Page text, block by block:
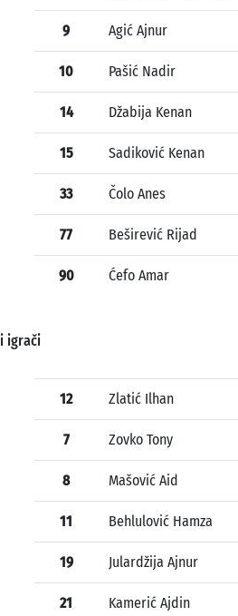
9 Agić Ajnur
10 Pašić Nadir
14 Džabija Kenan
15 Sadiković Kenan
33 Čolo Anes
77 Beširević Rijad
90 Ćefo Amar
igrači
12 Zlatić Ilhan
7 Zovko Tony
8 Mašović Aid
11 Behlulović Hamza
19 Julardžija Ajnur
21 Kamerić Ajdin